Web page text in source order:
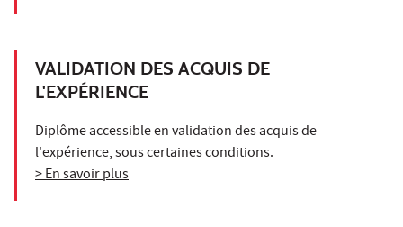
VALIDATION DES ACQUIS DE
L'EXPÉRIENCE
Diplôme accessible en validation des acquis de
l'expérience, sous certaines conditions.
> En savoir plus